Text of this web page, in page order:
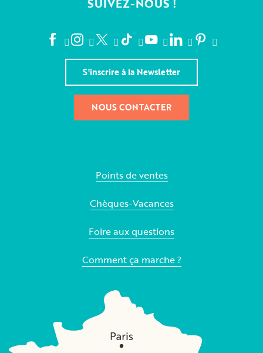
S'inscrire à la Newsletter
NOUS CONTACTER
Points de ventes
Chèques-Vacances
Foire aux questions
Comment ça marche ?